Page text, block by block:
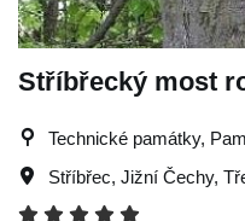
Stříbřecký most
Technické památky,
Stříbřec, Jižní Čechy,